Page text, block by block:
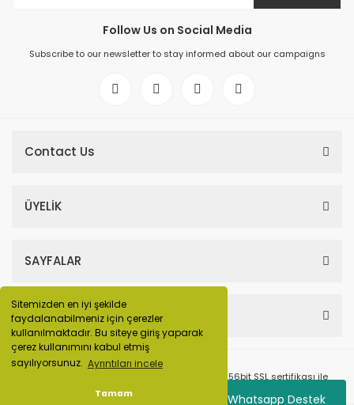
Sitemizden en iyi şekilde
faydalanabilmeniz için çerezler
kullanılmaktadır. Bu siteye giriş yaparak
çerez kullanımını kabul etmiş
sayılıyorsunuz. Ayrıntıları incele
Tamam Whatsapp Destek
Follow Us on Social Media
Subscribe to our newsletter to stay informed about our campaigns
Contact Us
ÜYELİK
SAYFALAR
HESABIM
© Tüm Hakları Saklıdır. Kredi kartı bilgileriniz 256bit SSL sertifikası ile